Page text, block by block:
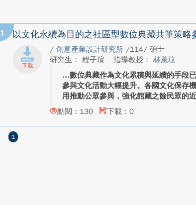
1 以文化永續為目的之社區型數位典藏共筆策略
/ 創意產業設計研究所 /114/ 碩士
研究生： 程子瑄
指導教授： 林蕙玟
數位典藏作為文化累積與延續的手段
參與文化活動大幅提升。各國文化保存
用推動公眾參與，強化館藏之餘民眾的
點閱：130
下載：0
1